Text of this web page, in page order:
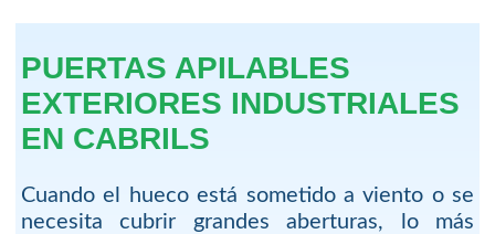
PUERTAS APILABLES
EXTERIORES INDUSTRIALES
EN CABRILS
Cuando el hueco está sometido a viento o se
necesita cubrir grandes aberturas, lo más